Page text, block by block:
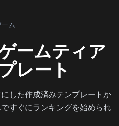
ム
ームティア
レート
した作成済みテンプレートか
すぐにランキングを始められ